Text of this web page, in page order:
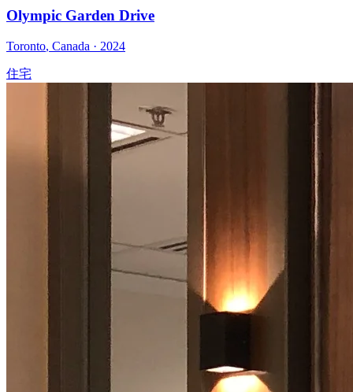
Olympic Garden Drive
Toronto, Canada · 2024
住宅